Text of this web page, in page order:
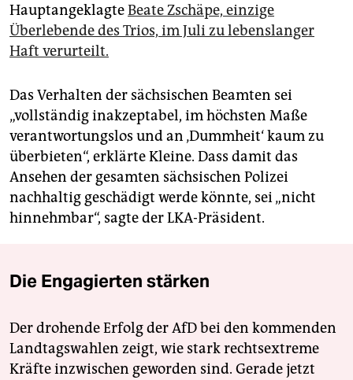
HauptangeklagteBeate Zschäpe, einzige
Überlebende des Trios, im Juli zu lebenslanger
Haft verurteilt.
Das Verhalten der sächsischen Beamten sei
„vollständig inakzeptabel, im höchsten Maße
verantwortungslos und an ‚Dummheit‘ kaum zu
überbieten“, erklärte Kleine. Dass damit das
Ansehen der gesamten sächsischen Polizei
nachhaltig geschädigt werde könnte, sei „nicht
hinnehmbar“, sagte der LKA-Präsident.
Die Engagierten stärken
Der drohende Erfolg der AfD bei den kommenden
Landtagswahlen zeigt, wie stark rechtsextreme
Kräfte inzwischen geworden sind. Gerade jetzt